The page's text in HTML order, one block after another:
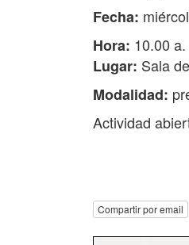
Fecha:
Hora: 10.00
Lugar: Sala
Modalidad:
Actividad
Compartir por email